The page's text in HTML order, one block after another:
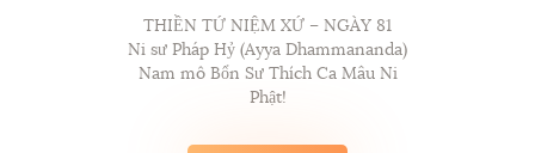
THIỀN TỨ NIỆM XỨ – NGÀY 81
Ni sư Pháp Hỷ (Ayya Dhammananda)
Nam mô Bổn Sư Thích Ca Mâu Ni
Phật!